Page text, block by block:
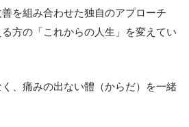
を組み合わせた独自のアプローチ
方の「これからの人生」を変えてい
、痛みの出ない體（からだ）を一緒